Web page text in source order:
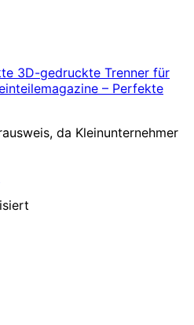
3D-gedruckte Trenner für
– Perfekte
da Kleinunternehmer